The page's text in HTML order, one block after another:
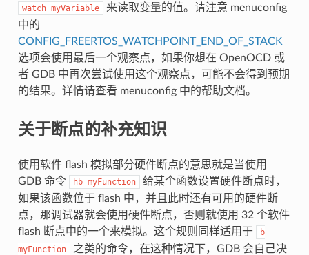
watch myVariable
来读取变量的值。请注意 menuconfig
中的
CONFIG_FREERTOS_WATCHPOINT_END_OF_STACK
选项会使用最后一个观察点，如果你想在 OpenOCD 或
者 GDB 中再次尝试使用这个观察点，可能不会得到预期
的结果。详情请查看 menuconfig 中的帮助文档。
关于断点的补充知识
使用软件 flash 模拟部分硬件断点的意思就是当使用
GDB 命令
hb myFunction
给某个函数设置硬件断点时，
如果该函数位于 flash 中，并且此时还有可用的硬件断
点，那调试器就会使用硬件断点，否则就使用 32 个软件
flash 断点中的一个来模拟。这个规则同样适用于
b
myFunction
之类的命令，在这种情况下，GDB 会自己决